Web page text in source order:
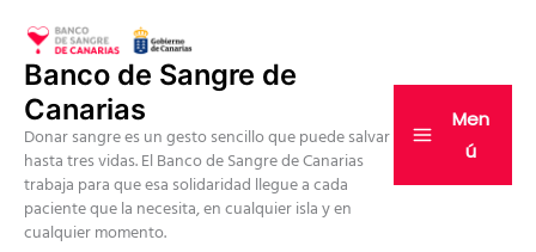
contenido
Banco de Sangre de
Canarias
Donar sangre es un gesto sencillo que puede salvar
hasta tres vidas. El Banco de Sangre de Canarias
trabaja para que esa solidaridad llegue a cada
paciente que la necesita, en cualquier isla y en
cualquier momento.
Men
ú